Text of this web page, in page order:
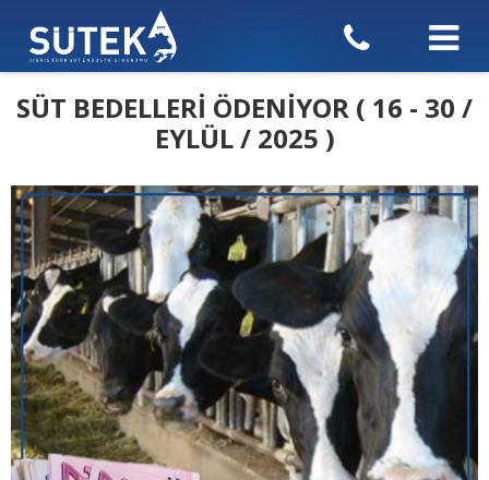
SÜT BEDELLERİ ÖDENİYOR ( 16 - 30 /
EYLÜL / 2025 )